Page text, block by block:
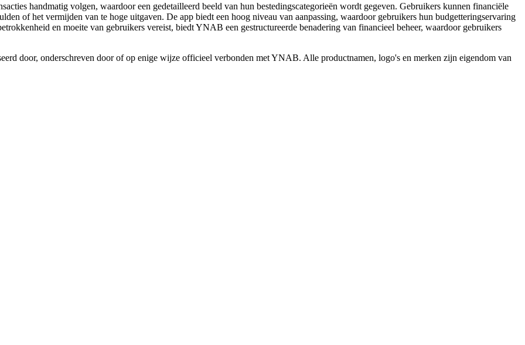
handmatig volgen, waardoor een gedetailleerd beeld van hun bestedingscategorieën wordt gegeven. Gebruikers kunnen financiële
of het vermijden van te hoge uitgaven. De app biedt een hoog niveau van aanpassing, waardoor gebruikers hun budgetteringservaring
en moeite van gebruikers vereist, biedt YNAB een gestructureerde benadering van financieel beheer, waardoor gebruikers
door, onderschreven door of op enige wijze officieel verbonden met YNAB. Alle productnamen, logo's en merken zijn eigendom van